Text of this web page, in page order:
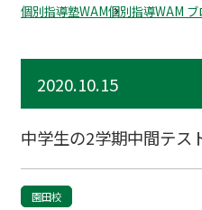
個別指導塾WAM個別指導WAM ブ
2020.10.15
中学生の2学期中間テス
園田校